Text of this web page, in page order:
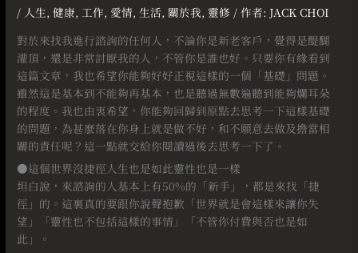
/ 人生 ,健康, 工作, 愛情,生活, 關於我,靈修 / 作者: JACK CHOI
對於來找我進行諮詢的任何人，不論你是新老客戶，覺得是醍醐
灌頂，還是非常討厭我的人，不管你是誰也好。只要你有緣看到
這篇文章，我也希望你能夠好好正視這樣的一個「基礎」問題。
雖然這是基本到不能夠再基本，也是聽過無數遍聽到能夠爛耳朵
的程度。我也由衷希望，你能夠回歸到原點去思考一下這樣基礎
的問題，為甚麼落在你身上就是做不好，和不願意去做及擔當相
關的責任呢？這一點就交給你閱讀過後去思考一下了。
●這個世界沒捷徑人生也是如此靈性也是一樣
坦白說，來諮詢的人基本上有50%的「新手」，都是來找「捷
徑」的。這裏真的要跟你說聲抱歉「世界就是會這樣來讓你失
望」「靈性也不包括這樣的事情」「不管你付費與否也是如
此」。